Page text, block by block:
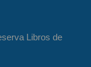
Libros de